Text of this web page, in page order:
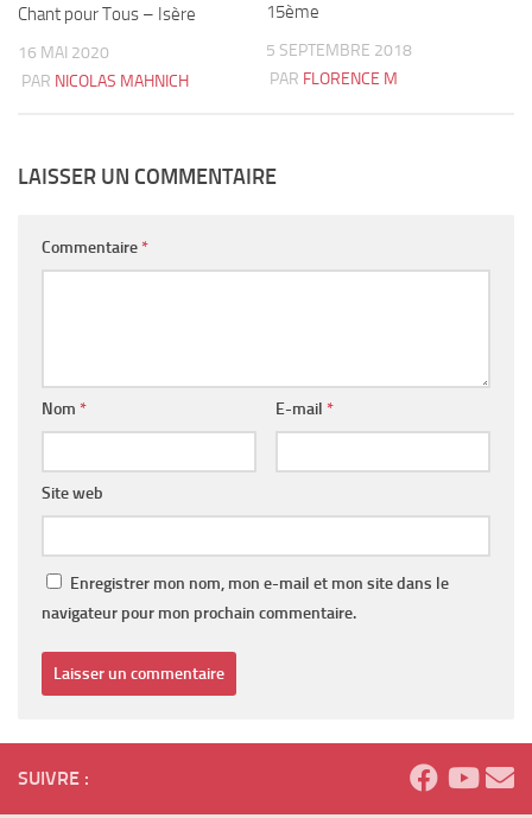
Chant pour Tous – Isère
16 MAI 2020
PAR NICOLAS MAHNICH
15ème
5 SEPTEMBRE 2018
PAR FLORENCE M
LAISSER UN COMMENTAIRE
Commentaire *
Nom * E-mail *
Site web
Enregistrer mon nom, mon e-mail et mon site dans le
navigateur pour mon prochain commentaire.
SUIVRE :